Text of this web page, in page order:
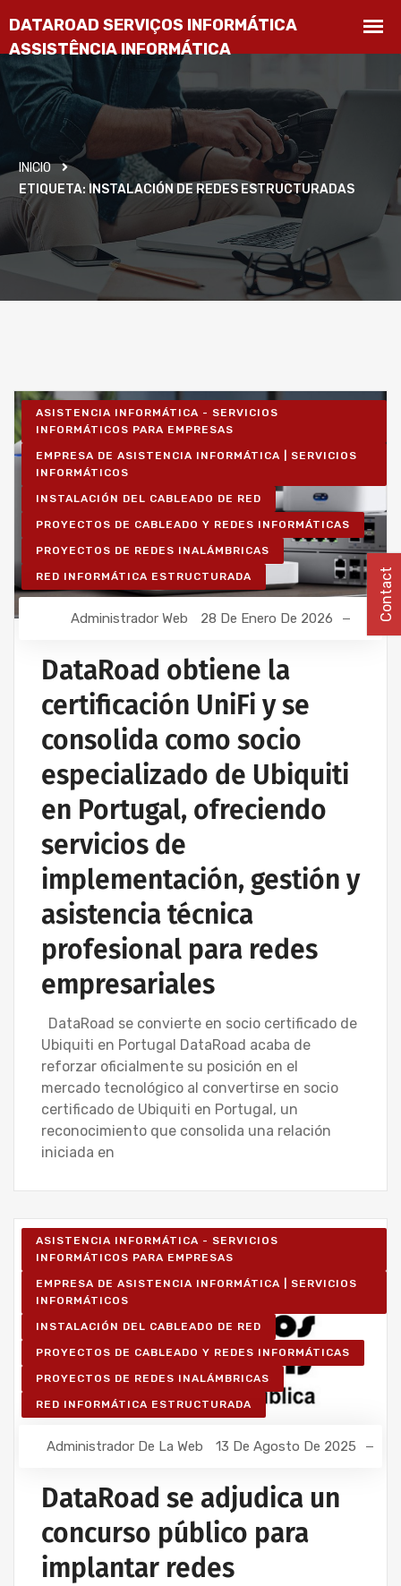
INICIO
ETIQUETA: INSTALACIÓN DE REDES ESTRUCTURADAS
ASISTENCIA INFORMÁTICA - SERVICIOS
INFORMÁTICOS PARA EMPRESAS
EMPRESA DE ASISTENCIA INFORMÁTICA | SERVICIOS
INFORMÁTICOS
INSTALACIÓN DEL CABLEADO DE RED
PROYECTOS DE CABLEADO Y REDES INFORMÁTICAS
PROYECTOS DE REDES INALÁMBRICAS
RED INFORMÁTICA ESTRUCTURADA
Administrador Web 28 De Enero De 2026
DataRoad obtiene la
certificación UniFi y se
consolida como socio
especializado de Ubiquiti
en Portugal, ofreciendo
servicios de
implementación, gestión y
asistencia técnica
profesional para redes
empresariales
DataRoad se convierte en socio certificado de
Ubiquiti en Portugal DataRoad acaba de
reforzar oficialmente su posición en el
mercado tecnológico al convertirse en socio
certificado de Ubiquiti en Portugal, un
reconocimiento que consolida una relación
iniciada en
ASISTENCIA INFORMÁTICA - SERVICIOS
INFORMÁTICOS PARA EMPRESAS
EMPRESA DE ASISTENCIA INFORMÁTICA | SERVICIOS
INFORMÁTICOS
INSTALACIÓN DEL CABLEADO DE RED
PROYECTOS DE CABLEADO Y REDES INFORMÁTICAS
PROYECTOS DE REDES INALÁMBRICAS
RED INFORMÁTICA ESTRUCTURADA
Administrador De La Web 13 De Agosto De 2025
DataRoad se adjudica un
concurso público para
implantar redes
Contact